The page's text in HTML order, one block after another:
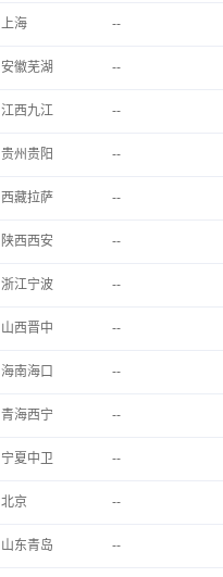
上海 --
安徽芜湖 --
江西九江 --
贵州贵阳 --
西藏拉萨 --
陕西西安 --
浙江宁波 --
山西晋中 --
海南海口 --
青海西宁 --
宁夏中卫 --
北京 --
山东青岛 --